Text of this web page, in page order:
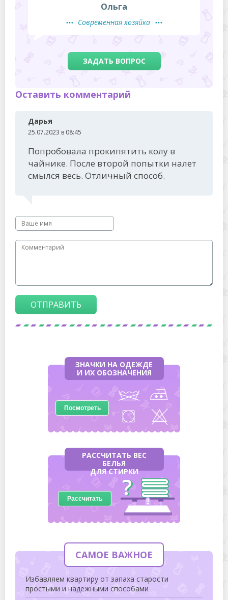
Ольга
Современная хозяйка
ЗАДАТЬ ВОПРОС
Оставить комментарий
Дарья
25.07.2023 в 08:45
Попробовала прокипятить колу в
чайнике. После второй попытки налет
смылся весь. Отличный способ.
ОТПРАВИТЬ
ЗНАЧКИ НА ОДЕЖДЕ
И ИХ ОБОЗНАЧЕНИЯ
Посмотреть
РАССЧИТАТЬ ВЕС
БЕЛЬЯ
ДЛЯ СТИРКИ
Рассчитать
САМОЕ ВАЖНОЕ
Избавляем квартиру от запаха старости
простыми и надежными способами